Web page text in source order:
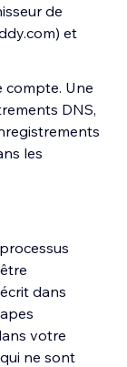
de
et
compte. Une
DNS,
les
dans
votre
ne sont